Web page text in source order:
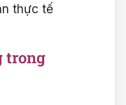
thực tế
trong